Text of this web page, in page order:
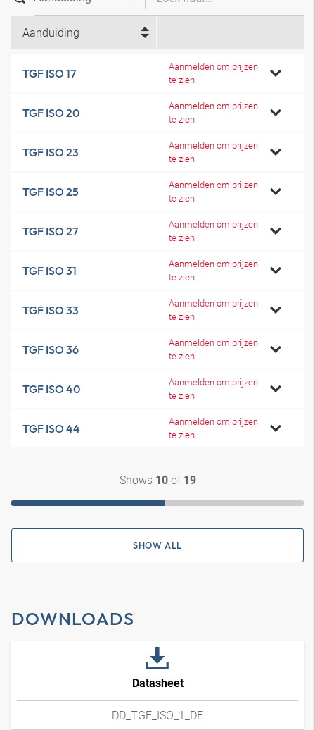
Aanduiding
TGF ISO 17
Aanmelden om prijzen
te zien
TGF ISO 20
Aanmelden om prijzen
te zien
TGF ISO 23
Aanmelden om prijzen
te zien
TGF ISO 25
Aanmelden om prijzen
te zien
TGF ISO 27
Aanmelden om prijzen
te zien
TGF ISO 31
Aanmelden om prijzen
te zien
TGF ISO 33
Aanmelden om prijzen
te zien
TGF ISO 36
Aanmelden om prijzen
te zien
TGF ISO 40
Aanmelden om prijzen
te zien
TGF ISO 44
Aanmelden om prijzen
te zien
Shows 10of 19
SHOW ALL
DOWNLOADS
Datasheet
DD_TGF_ISO_1_DE